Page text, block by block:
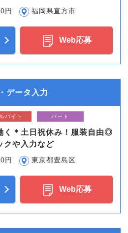
円 福岡県直方市
Web応募
データ入力
バイト パート
く＊土日祝休み！服装自由◎
クや入力など
円 東京都豊島区
Web応募